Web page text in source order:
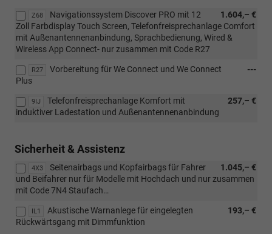
Z68 1.604,– €
Navigationssystem Discover PRO mit 12
Zoll Farbdisplay Touch Screen, Telefonfreisprechanlage Comfort
mit Außenantennenanbindung, Sprachbedienung, Wired &
Wireless App Connect- nur zusammen mit Code R27
R27 ---
Vorbereitung für We Connect und We Connect
Plus
9IJ 257,– €
Telefonfreisprechanlage Komfort mit
induktiver Ladestation und Außenantennenanbindung
Sicherheit & Assistenz
4X3 1.045,– €
Seitenairbags und Kopfairbags für Fahrer
und Beifahrer nur für Modelle mit Hochdach und nur zusammen
mit Code 7N4 Staufach…
IL1 193,– €
Akustische Warnanlege für eingelegten
Rückwärtsgang mit Dimmfunktion